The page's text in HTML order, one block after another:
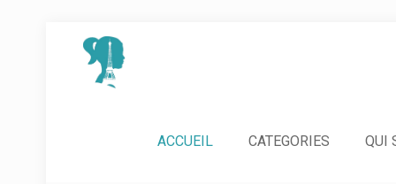
ACCUEIL CATEGORIES QUI